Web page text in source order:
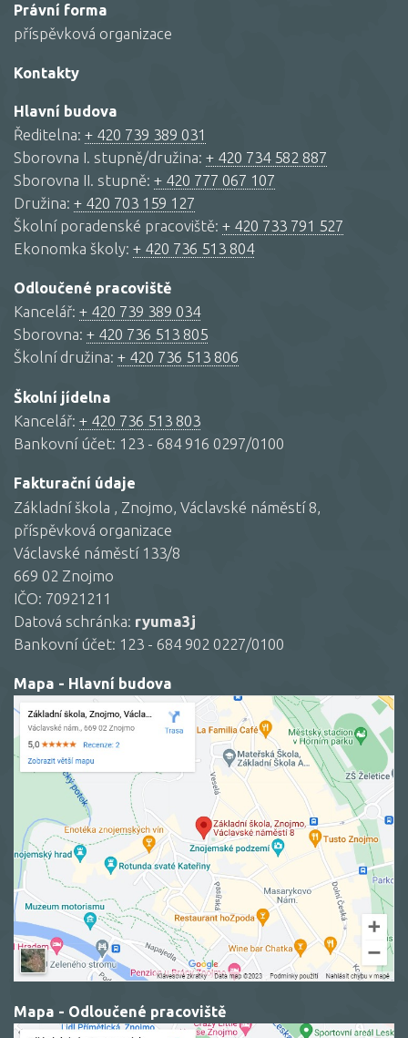
Právní forma
příspěvková organizace
Kontakty
Hlavní budova
Ředitelna: + 420 739 389 031
Sborovna I. stupně/družina: + 420 734 582 887
Sborovna II. stupně: + 420 777 067 107
Družina: + 420 703 159 127
Školní poradenské pracoviště: + 420 733 791 527
Ekonomka školy: + 420 736 513 804
Odloučené pracoviště
Kancelář: + 420 739 389 034
Sborovna: + 420 736 513 805
Školní družina: + 420 736 513 806
Školní jídelna
Kancelář: + 420 736 513 803
Bankovní účet: 123 - 684 916 0297/0100
Fakturační údaje
Základní škola , Znojmo, Václavské náměstí 8,
příspěvková organizace
Václavské náměstí 133/8
669 02 Znojmo
IČO: 70921211
Datová schránka: ryuma3j
Bankovní účet: 123 - 684 902 0227/0100
Mapa - Hlavní budova
Mapa - Odloučené pracoviště